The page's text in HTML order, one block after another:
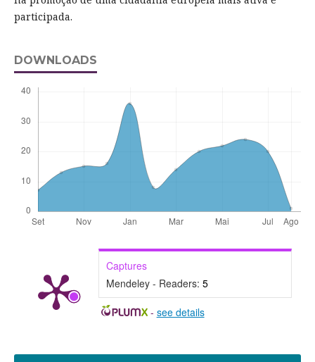
participada.
DOWNLOADS
Captures
Mendeley - Readers: 5
- see details